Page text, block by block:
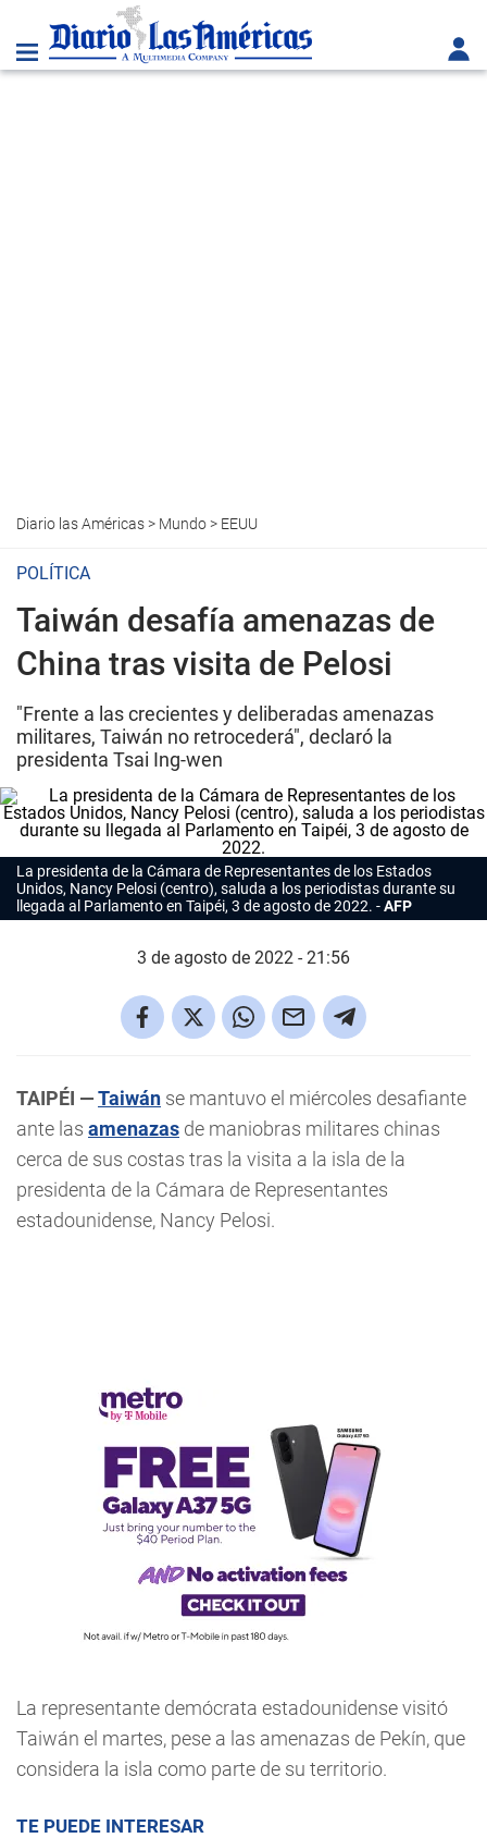
Diario las Américas> Mundo> EEUU
POLÍTICA
Taiwán desafía amenazas de
China tras visita de Pelosi
"Frente a las crecientes y deliberadas amenazas
militares, Taiwán no retrocederá", declaró la
presidenta Tsai Ing-wen
La presidenta de la Cámara de Representantes de los Estados
Unidos, Nancy Pelosi (centro), saluda a los periodistas durante su
llegada al Parlamento en Taipéi, 3 de agosto de 2022.
AFP
3 de agosto de 2022 - 21:56
TAIPÉI —Taiwán se mantuvo el miércoles desafiante
ante las amenazas de maniobras militares chinas
cerca de sus costas tras la visita a la isla de la
presidenta de la Cámara de Representantes
estadounidense, Nancy Pelosi.
La representante demócrata estadounidense visitó
Taiwán el martes, pese a las amenazas de Pekín, que
considera la isla como parte de su territorio.
TE PUEDE INTERESAR